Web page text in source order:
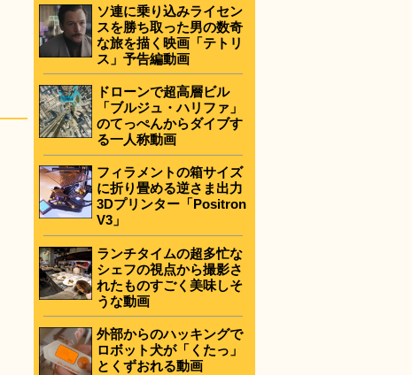
ソ連に乗り込みライセン
スを勝ち取った男の数奇
な旅を描く映画「テトリ
ス」予告編動画
ドローンで超高層ビル
「ブルジュ・ハリファ」
のてっぺんからダイブす
る一人称動画
フィラメントの箱サイズ
に折り畳める逆さま出力
3Dプリンター「Positron
V3」
ランチタイムの超多忙な
シェフの視点から撮影さ
れたものすごく美味しそ
うな動画
外部からのハッキングで
ロボット犬が「くたっ」
とくずおれる動画